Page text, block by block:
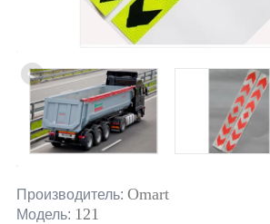
Производитель: Omart
Модель: 121